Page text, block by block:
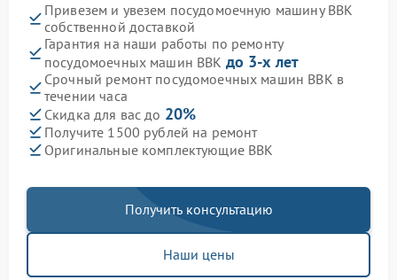
Привезем и увезем посудомоечную машину BBK
собственной доставкой
Гарантия на наши работы по ремонту
посудомоечных машин BBK до 3-х лет
Срочный ремонт посудомоечных машин BBK в
течении часа
Скидка для вас до 20%
Получите 1500 рублей на ремонт
Оригинальные комплектующие BBK
Получить консультацию
Наши цены